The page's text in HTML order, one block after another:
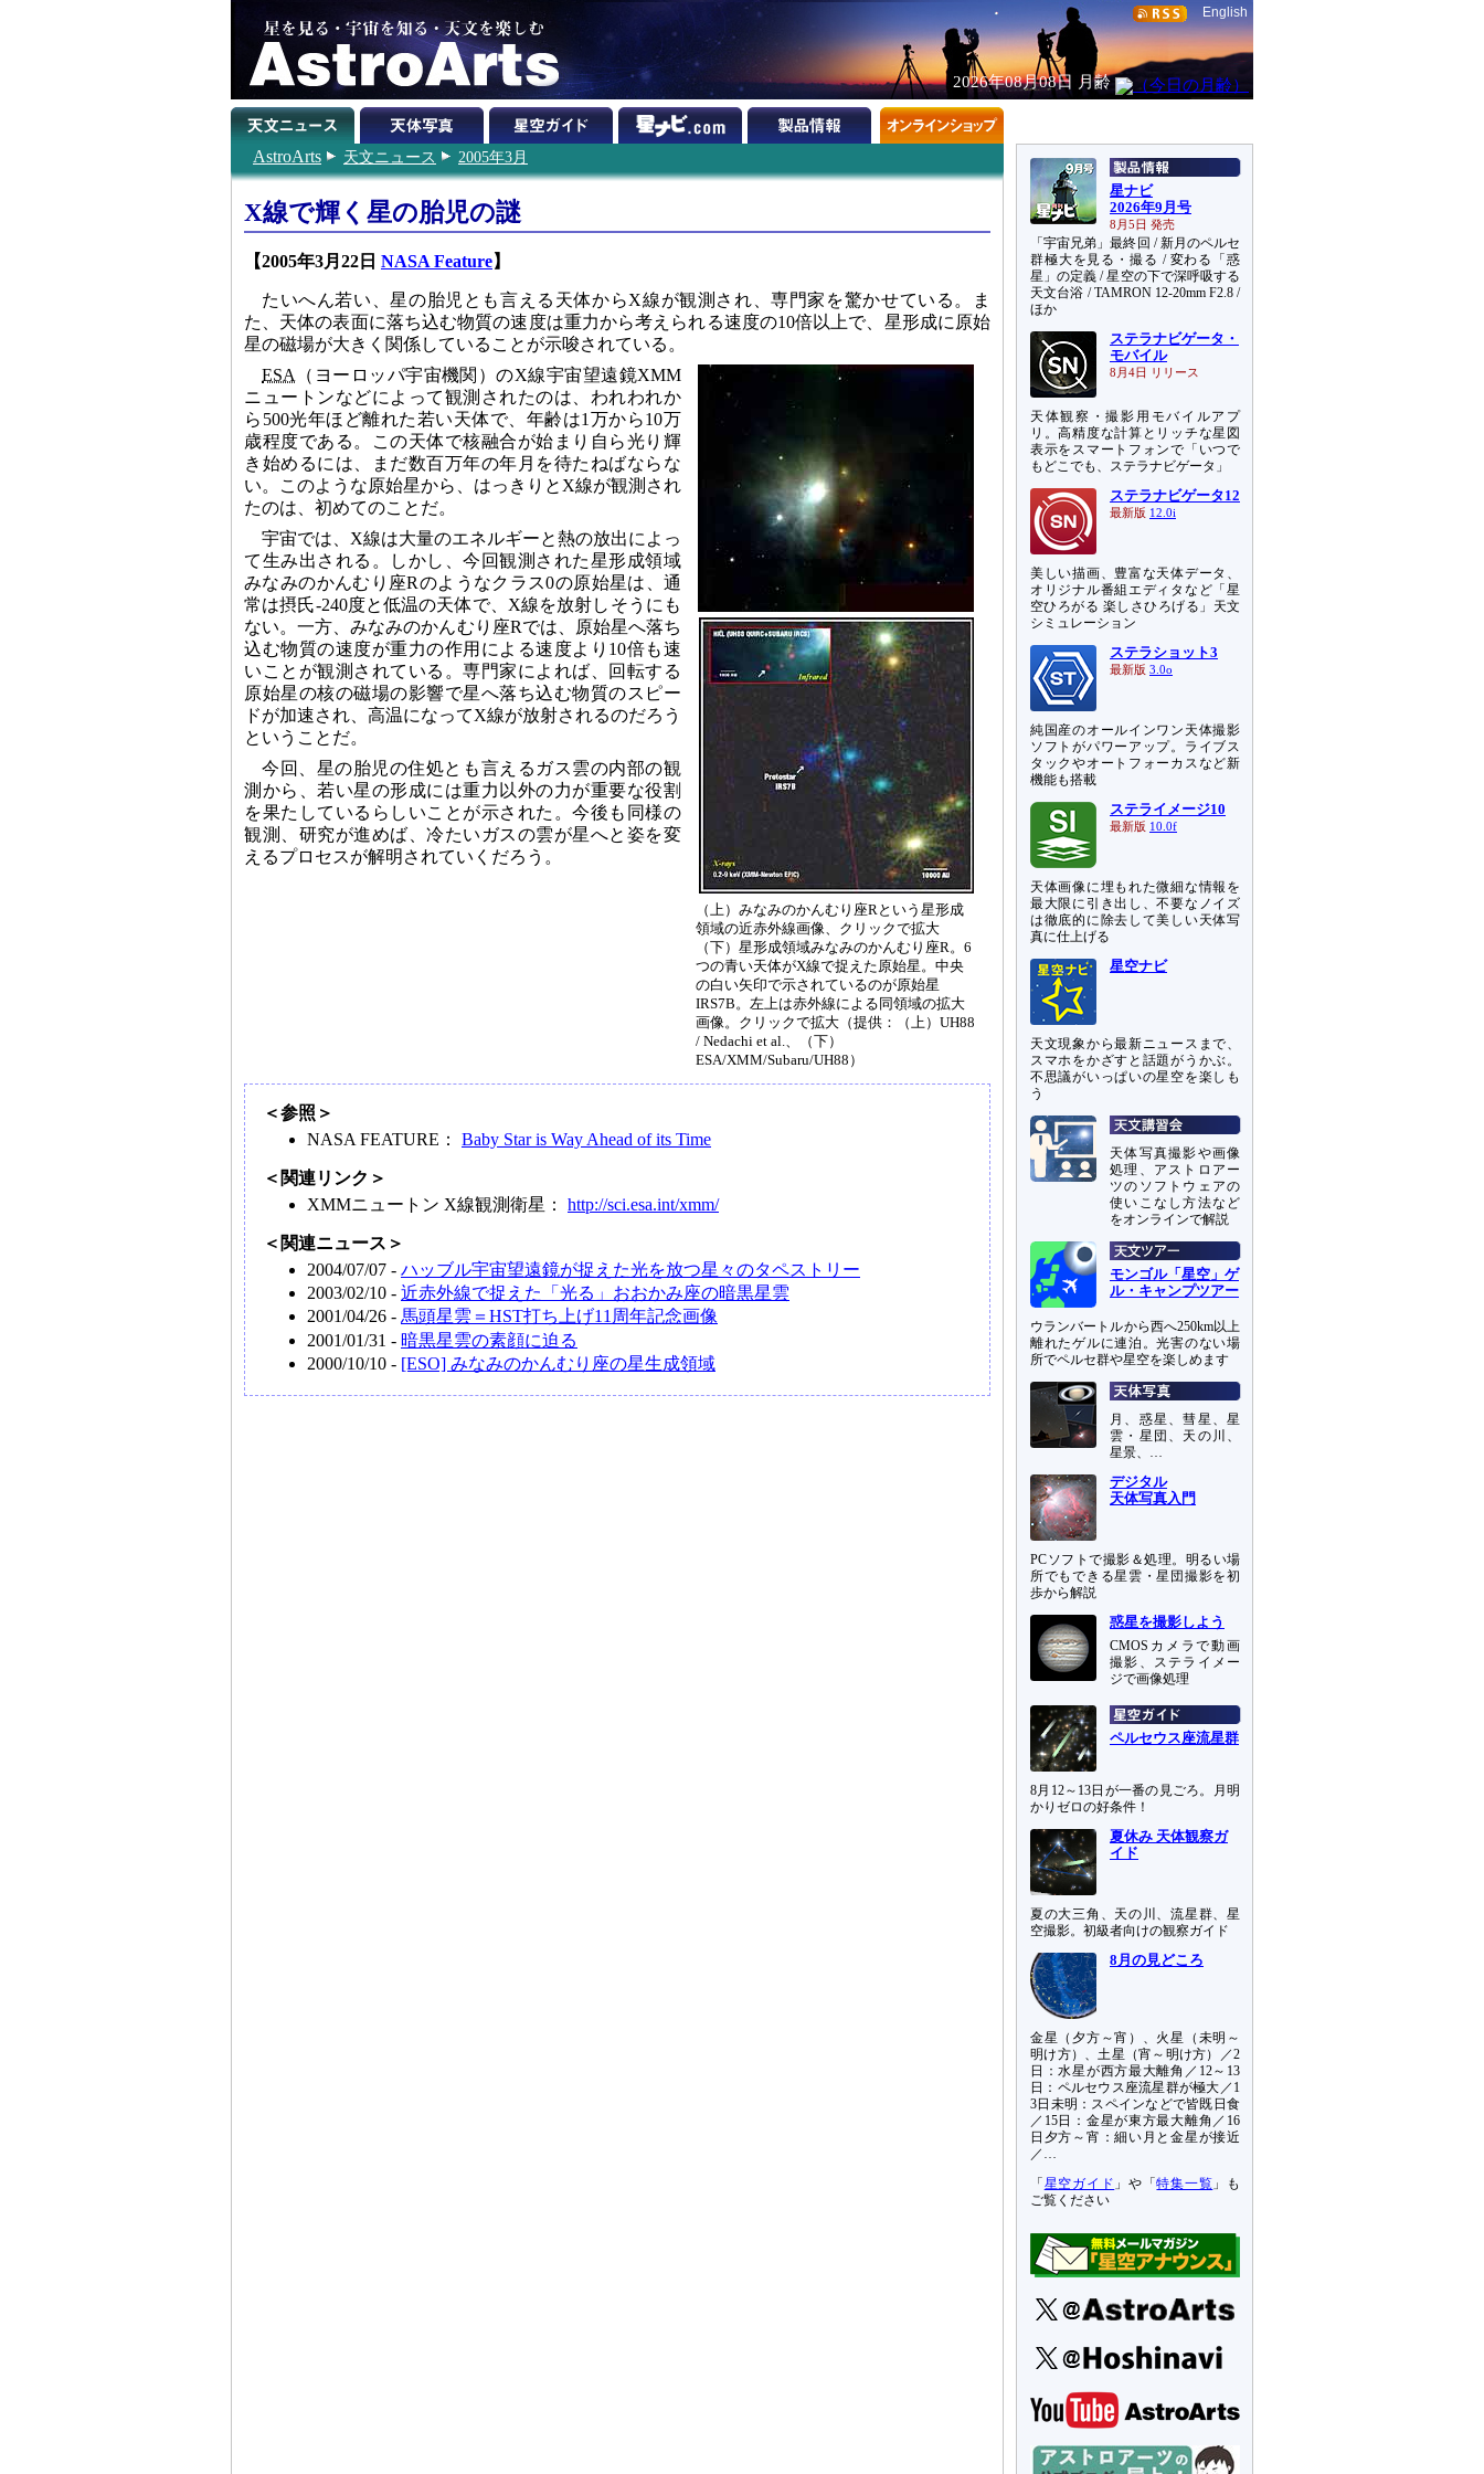
English
2026年08月08日 月齢
AstroArts 天文ニュース 2005年3月
X線で輝く星の胎児の謎
【2005年3月22日 NASA Feature】
たいへん若い、星の胎児とも言える天体からX線が観測され、専門家を驚かせている。ま
た、天体の表面に落ち込む物質の速度は重力から考えられる速度の10倍以上で、星形成に原始
星の磁場が大きく関係していることが示唆されている。
（上）みなみのかんむり座Rという星形成
領域の近赤外線画像、クリックで拡大
（下）星形成領域みなみのかんむり座R。6
つの青い天体がX線で捉えた原始星。中央
の白い矢印で示されているのが原始星
IRS7B。左上は赤外線による同領域の拡大
画像。クリックで拡大（提供：（上）UH88
/ Nedachi et al.、（下）
ESA/XMM/Subaru/UH88）
ESA
（ヨーロッパ宇宙機関）のX線宇宙望遠鏡XMM
ニュートンなどによって観測されたのは、われわれか
ら500光年ほど離れた若い天体で、年齢は1万から10万
歳程度である。この天体で核融合が始まり自ら光り輝
き始めるには、まだ数百万年の年月を待たねばならな
い。このような原始星から、はっきりとX線が観測され
たのは、初めてのことだ。
宇宙では、X線は大量のエネルギーと熱の放出によっ
て生み出される。しかし、今回観測された星形成領域
みなみのかんむり座Rのようなクラス0の原始星は、通
常は摂氏-240度と低温の天体で、X線を放射しそうにも
ない。一方、みなみのかんむり座Rでは、原始星へ落ち
込む物質の速度が重力の作用による速度より10倍も速
いことが観測されている。専門家によれば、回転する
原始星の核の磁場の影響で星へ落ち込む物質のスピー
ドが加速され、高温になってX線が放射されるのだろう
ということだ。
今回、星の胎児の住処とも言えるガス雲の内部の観
測から、若い星の形成には重力以外の力が重要な役割
を果たしているらしいことが示された。今後も同様の
観測、研究が進めば、冷たいガスの雲が星へと姿を変
えるプロセスが解明されていくだろう。
＜参照＞
NASA FEATURE： Baby Star is Way Ahead of its Time
＜関連リンク＞
XMMニュートン X線観測衛星： http://sci.esa.int/xmm/
＜関連ニュース＞
2004/07/07 - ハッブル宇宙望遠鏡が捉えた光を放つ星々のタペストリー
2003/02/10 - 近赤外線で捉えた「光る」おおかみ座の暗黒星雲
2001/04/26 - 馬頭星雲＝HST打ち上げ11周年記念画像
2001/01/31 - 暗黒星雲の素顔に迫る
2000/10/10 - [ESO] みなみのかんむり座の星生成領域
星ナビ
2026年9月号
8月5日 発売
「宇宙兄弟」最終回 / 新月のペルセ
群極大を見る・撮る / 変わる「惑
星」の定義 / 星空の下で深呼吸する
天文台浴 / TAMRON 12-20mm F2.8 /
ほか
ステラナビゲータ・
モバイル
8月4日 リリース
天体観察・撮影用モバイルアプ
リ。高精度な計算とリッチな星図
表示をスマートフォンで「いつで
もどこでも、ステラナビゲータ」
ステラナビゲータ12
最新版 12.0i
美しい描画、豊富な天体データ、
オリジナル番組エディタなど「星
空ひろがる 楽しさひろげる」天文
シミュレーション
ステラショット3
最新版 3.0o
純国産のオールインワン天体撮影
ソフトがパワーアップ。ライブス
タックやオートフォーカスなど新
機能も搭載
ステライメージ10
最新版 10.0f
天体画像に埋もれた微細な情報を
最大限に引き出し、不要なノイズ
は徹底的に除去して美しい天体写
真に仕上げる
星空ナビ
天文現象から最新ニュースまで、
スマホをかざすと話題がうかぶ。
不思議がいっぱいの星空を楽しも
う
天体写真撮影や画像
処理、アストロアー
ツのソフトウェアの
使いこなし方法など
をオンラインで解説
モンゴル「星空」ゲ
ル・キャンプツアー
ウランバートルから西へ250km以上
離れたゲルに連泊。光害のない場
所でペルセ群や星空を楽しめます
月、惑星、彗星、星
雲・星団、天の川、
星景、…
デジタル
天体写真入門
PCソフトで撮影＆処理。明るい場
所でもできる星雲・星団撮影を初
歩から解説
惑星を撮影しよう
CMOSカメラで動画
撮影、ステライメー
ジで画像処理
ペルセウス座流星群
8月12～13日が一番の見ごろ。月明
かりゼロの好条件！
夏休み 天体観察ガ
イド
夏の大三角、天の川、流星群、星
空撮影。初級者向けの観察ガイド
8月の見どころ
金星（夕方～宵）、火星（未明～
明け方）、土星（宵～明け方）／2
日：水星が西方最大離角／12～13
日：ペルセウス座流星群が極大／1
3日未明：スペインなどで皆既日食
／15日：金星が東方最大離角／16
日夕方～宵：細い月と金星が接近
／…
「 星空ガイド 」や「特集一覧 」も
ご覧ください